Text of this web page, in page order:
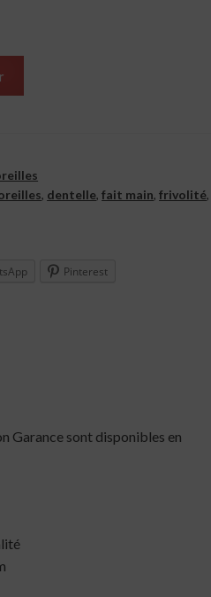
, dentelle,fait main,frivolité,
Pinterest
Garance sont disponibles en